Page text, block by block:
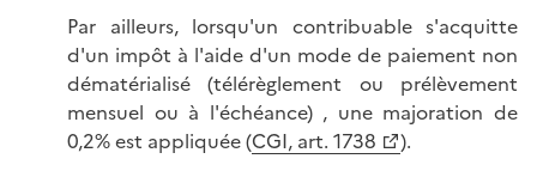
Par ailleurs, lorsqu'un contribuable s'acquitte
d'un impôt à l'aide d'un mode de paiement non
dématérialisé (télérèglement ou prélèvement
mensuel ou à l'échéance) , une majoration de
0,2% est appliquée (CGI, art. 1738 ).